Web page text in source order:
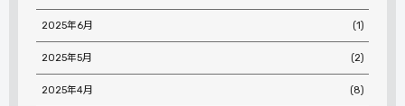
2025年6月 (1)
2025年5月 (2)
2025年4月 (8)